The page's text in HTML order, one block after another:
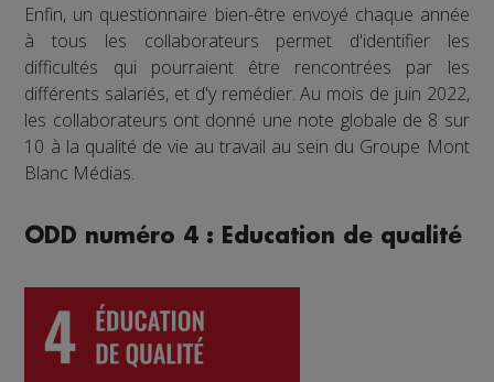
Enfin, un questionnaire bien-être envoyé chaque année
à tous les collaborateurs permet d'identifier les
difficultés qui pourraient être rencontrées par les
différents salariés, et d'y remédier. Au mois de juin 2022,
les collaborateurs ont donné une note globale de 8 sur
10 à la qualité de vie au travail au sein du Groupe Mont
Blanc Médias.
ODD numéro 4 : Education de qualité